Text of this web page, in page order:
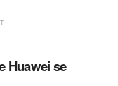
Huawei se